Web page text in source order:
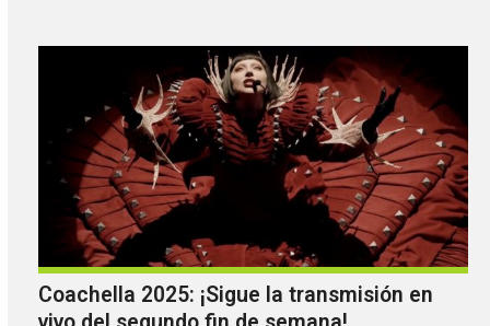
Coachella 2025: ¡Sigue la transmisión en